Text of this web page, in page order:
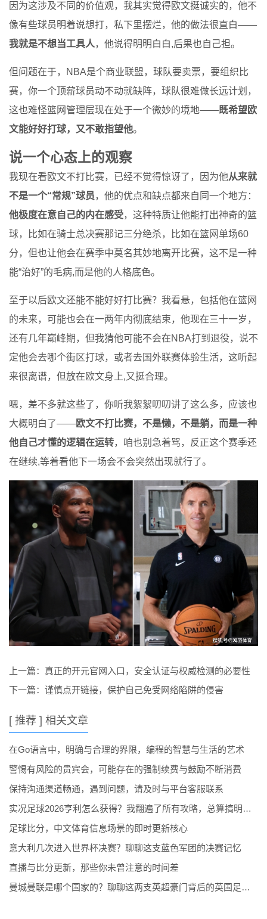
因为这涉及不同的价值观，我其实觉得欧文挺诚实的，他不
像有些球员明着说想打，私下里摆烂，他的做法很直白——
我就是不想当工具人，他说得明明白白,后果也自己担。
但问题在于，NBA是个商业联盟，球队要卖票，要组织比
赛，你一个顶薪球员动不动就缺阵，球队很难做长远计划，
这也难怪篮网管理层现在处于一个微妙的境地——既希望欧
文能好好打球，又不敢指望他。
说一个心态上的观察
我现在看欧文不打比赛，已经不觉得惊讶了，因为他从来就
不是一个“常规”球员，他的优点和缺点都来自同一个地方：
他极度在意自己的内在感受，这种特质让他能打出神奇的篮
球，比如在骑士总决赛那记三分绝杀，比如在篮网单场60
分，但也让他会在赛季中莫名其妙地离开比赛，这不是一种
能“治好”的毛病,而是他的人格底色。
至于以后欧文还能不能好好打比赛？我看悬，包括他在篮网
的未来，可能也会在一两年内彻底结束，他现在三十一岁，
还有几年巅峰期，但我猜他可能不会在NBA打到退役，说不
定他会去哪个街区打球，或者去国外联赛体验生活，这听起
来很离谱，但放在欧文身上,又挺合理。
嗯，差不多就这些了，你听我絮絮叨叨讲了这么多，应该也
大概明白了——欧文不打比赛，不是懒，不是躺，而是一种
他自己才懂的逻辑在运转，咱也别急着骂，反正这个赛季还
在继续,等着看他下一场会不会突然出现就行了。
上一篇： 真正的开元官网入口，安全认证与权威检测的必要性
下一篇： 谨慎点开链接，保护自己免受网络陷阱的侵害
[ 推荐 ] 相关文章
在Go语言中，明确与合理的界限，编程的智慧与生活的艺术
警惕有风险的贵宾会，可能存在的强制续费与鼓励不断消费
保持沟通渠道畅通，遇到问题，请及时与平台客服联系
实况足球2026亨利怎么获得？我翻遍了所有攻略，总算搞明白了
足球比分，中文体育信息场景的即时更新核心
意大利几次进入世界杯决赛？聊聊这支蓝色军团的决赛记忆
直播与比分更新，那些你未曾注意的时间差
曼城曼联是哪个国家的？聊聊这两支英超豪门背后的英国足球文化